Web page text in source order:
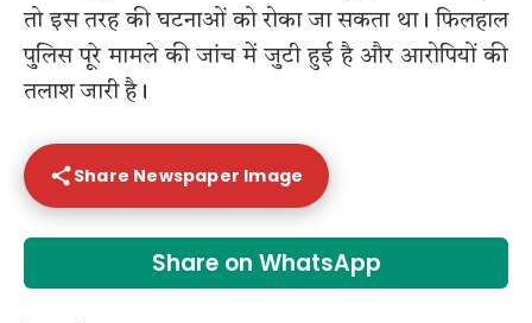
तो इस तरह की घटनाओं को रोका जा सकता था। फिलहाल
पुलिस पूरे मामले की जांच में जुटी हुई है और आरोपियों की
तलाश जारी है।
Share Newspaper Image
Share on WhatsApp